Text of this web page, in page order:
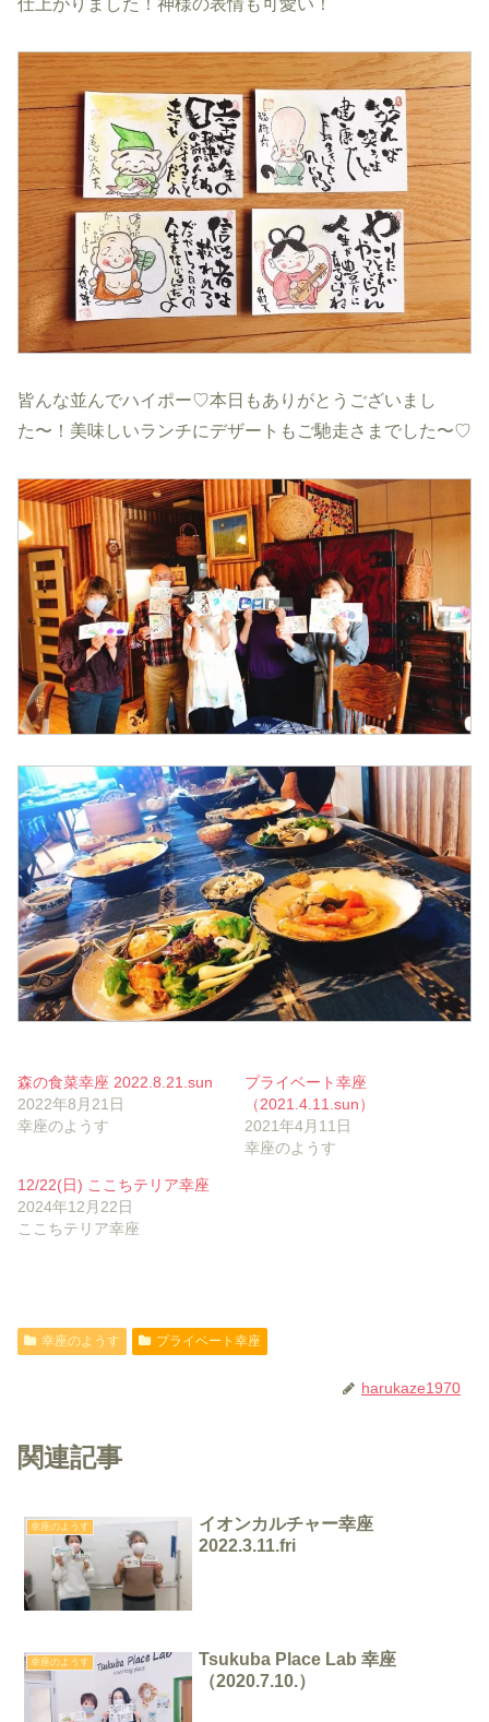
仕上がりました！神様の表情も可愛い！
皆んな並んでハイポー♡本日もありがとうございまし
た〜！美味しいランチにデザートもご馳走さまでした〜♡
森の食菜幸座 2022.8.21.sun
2022年8月21日
幸座のようす
プライベート幸座
（2021.4.11.sun）
2021年4月11日
幸座のようす
12/22(日) ここちテリア幸座
2024年12月22日
ここちテリア幸座
幸座のようす プライベート幸座
harukaze1970
関連記事
幸座のようす
イオンカルチャー幸座
2022.3.11.fri
幸座のようす
Tsukuba Place Lab 幸座
（2020.7.10.）